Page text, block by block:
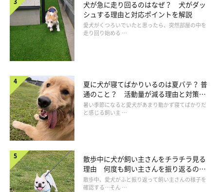
野生の名残？！あるある行動
犬が急に走り回るのはなぜ？ 犬がダッ
シュする理由と対応ポイントを解説
愛犬がくつろいでいたと思ったら、突然部屋の中を
走り回り始める …
夏に犬が寝てばかりいるのは夏バテ？ 普
通のこと？ 活動量が減る理由と対策と
は
暑い季節になると愛犬があまり動かず寝てばかりだ
と感じる飼い主 …
散歩中に犬が飼い主さんをチラチラ見る
理由 何度も飼い主さんを振り返るのは
なぜ？
散歩中、愛犬がふと振り返って飼い主さんの様子を
確認する…そん …